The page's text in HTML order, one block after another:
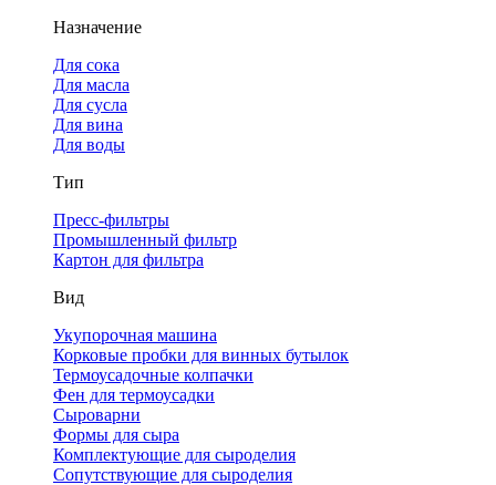
Назначение
Для сока
Для масла
Для сусла
Для вина
Для воды
Тип
Пресс-фильтры
Промышленный фильтр
Картон для фильтра
Вид
Укупорочная машина
Корковые пробки для винных бутылок
Термоусадочные колпачки
Фен для термоусадки
Сыроварни
Формы для сыра
Комплектующие для сыроделия
Сопутствующие для сыроделия